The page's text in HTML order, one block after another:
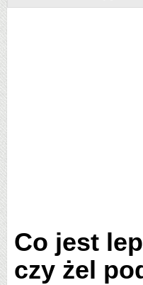
Co jest
czy żel